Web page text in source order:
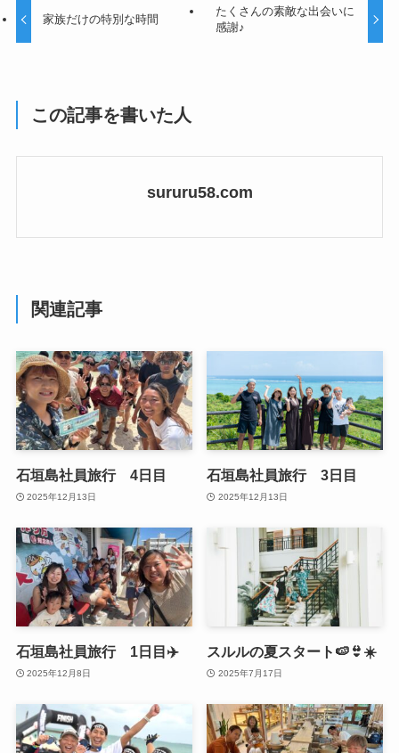
家族だけの特別な時間
たくさんの素敵な出会いに
感謝♪
この記事を書いた人
sururu58.com
関連記事
石垣島社員旅行 4日目
2025年12月13日
石垣島社員旅行 3日目
2025年12月13日
石垣島社員旅行 1日目✈️
2025年12月8日
スルルの夏スタート🍉👙☀️
2025年7月17日